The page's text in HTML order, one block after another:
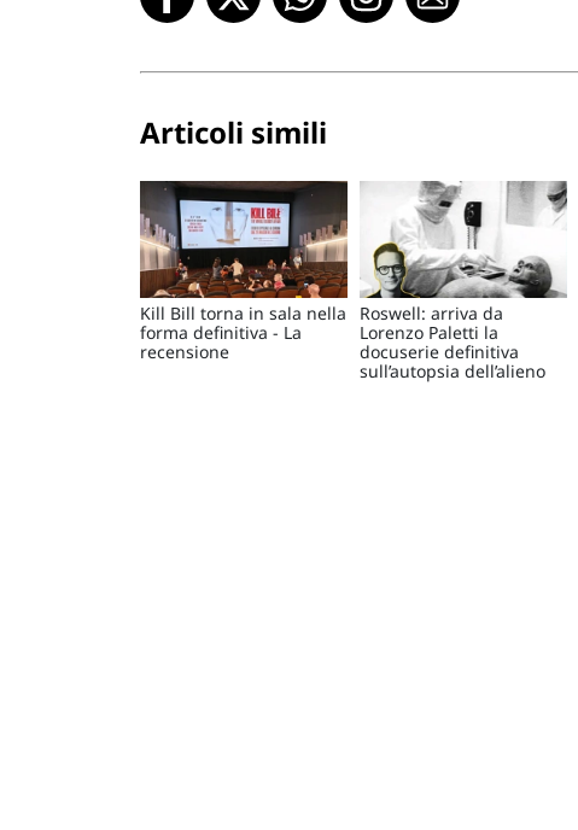
Articoli simili
Kill Bill torna in sala nella
forma definitiva - La
recensione
Roswell: arriva da
Lorenzo Paletti la
docuserie definitiva
sull’autopsia dell’alieno